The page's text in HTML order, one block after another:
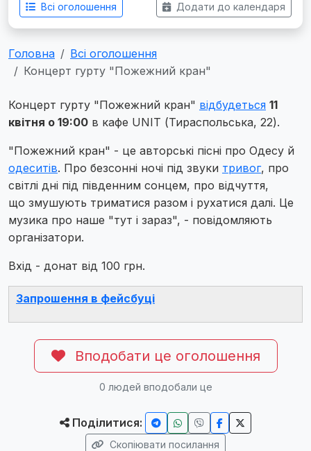
Всі оголошення Додати до календаря
Головна
Всі оголошення
Концерт гурту "Пожежний кран"
Концерт гурту "Пожежний кран" відбудеться 11
квітня о 19:00 в кафе UNIT (Тираспольська, 22).
"Пожежний кран" - це авторські пісні про Одесу й
одеситів. Про безсонні ночі під звуки тривог, про
світлі дні під південним сонцем, про відчуття,
що змушують триматися разом і рухатися далі. Це
музика про наше "тут і зараз", - повідомляють
організатори.
Вхід - донат від 100 грн.
Запрошення в фейсбуці
Вподобати це оголошення
0 людей вподобали це
Поділитися:
Скопіювати посилання